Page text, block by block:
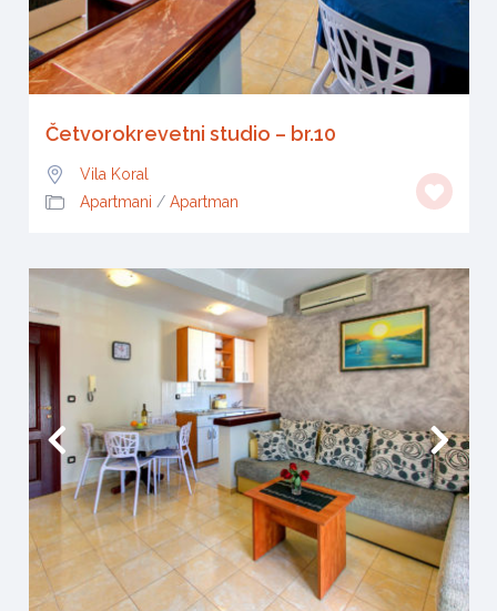
Četvorokrevetni studio – br.10
Vila Koral
Apartmani / Apartman